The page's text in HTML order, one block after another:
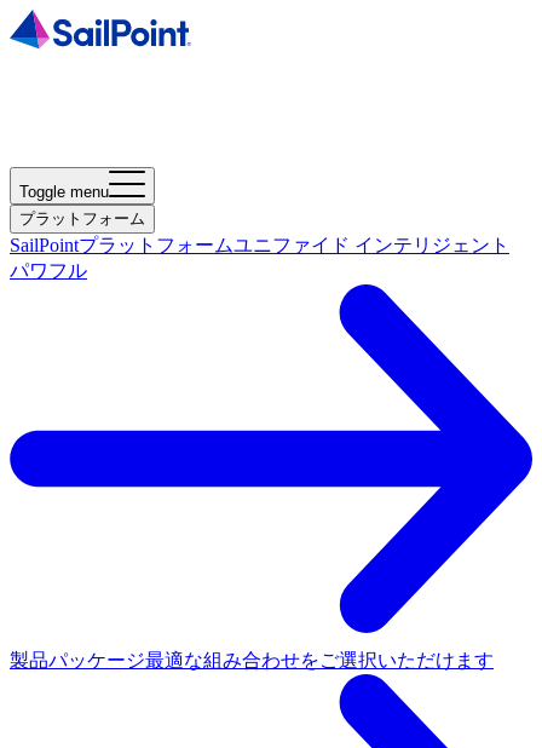
Toggle menu
プラットフォーム
SailPointプラットフォームユニファイド インテリジェント
パワフル
製品パッケージ最適な組み合わせをご選択いただけます